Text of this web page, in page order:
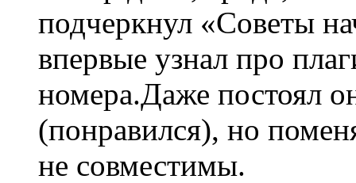
подчеркнул «Советы
впервые узнал про
номера.Даже постоял
(понравился), но
не совместимы.